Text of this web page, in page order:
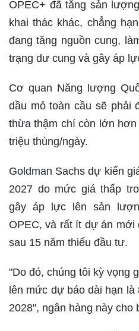
OPEC+ đã tăng sản
khai thác khác, chẳng
đang tăng nguồn cung,
trạng dư cung và gây áp
Cơ quan Năng lượng
dầu mỏ toàn cầu sẽ phải
thừa thậm chí còn lớn
triệu thùng/ngày.
Goldman Sachs dự kiến
2027 do mức giá thấp
gây áp lực lên sản
OPEC, và rất ít dự án
sau 15 năm thiếu đầu tư.
"Do đó, chúng tôi kỳ vọng
lên mức dự báo dài hạn
2028", ngân hàng này cho